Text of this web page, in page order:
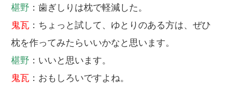
椹野 ：歯ぎしりは枕で軽減した。
鬼瓦 ：ちょっと試して、ゆとりのある方は、ぜひ
枕を作ってみたらいいかなと思います。
椹野 ：いいと思います。
鬼瓦 ：おもしろいですよね。